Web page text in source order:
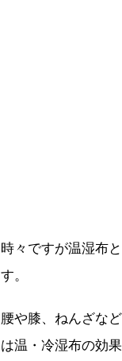
時々ですが温湿布
す。
腰や膝、ねんざな
は温・冷湿布の効